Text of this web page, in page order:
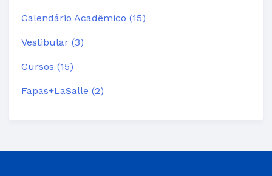
Calendário Acadêmico (15)
Vestibular (3)
Cursos (15)
Fapas+LaSalle (2)